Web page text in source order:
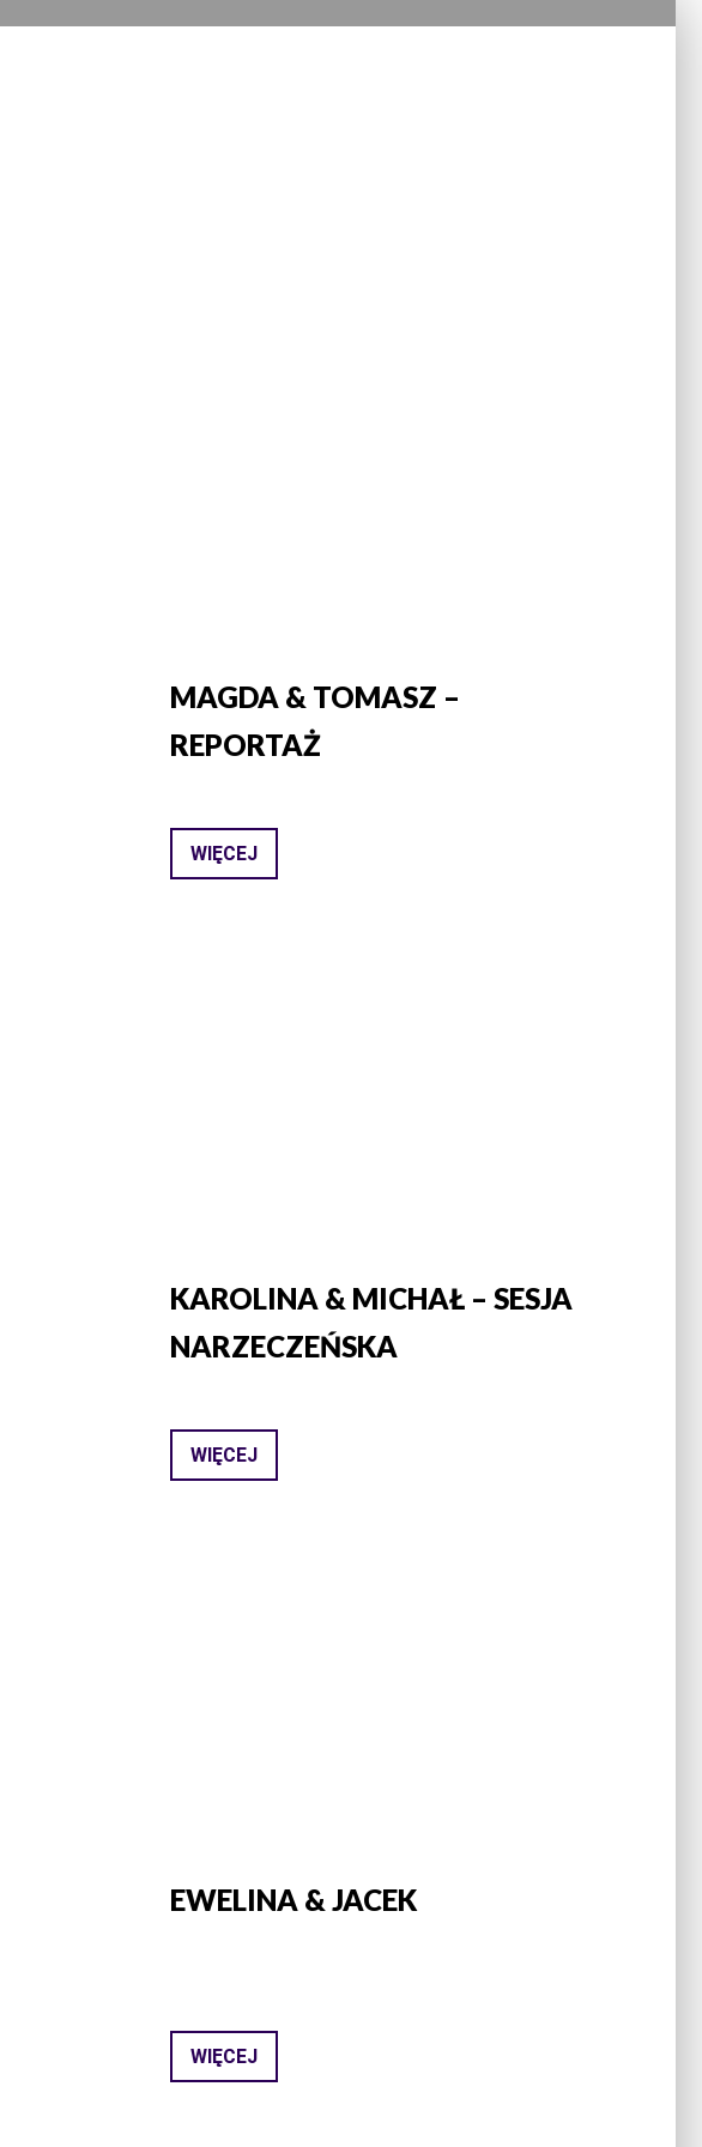
MAGDA & TOMASZ –
REPORTAŻ
WIĘCEJ
KAROLINA & MICHAŁ – SESJA
NARZECZEŃSKA
WIĘCEJ
EWELINA & JACEK
WIĘCEJ